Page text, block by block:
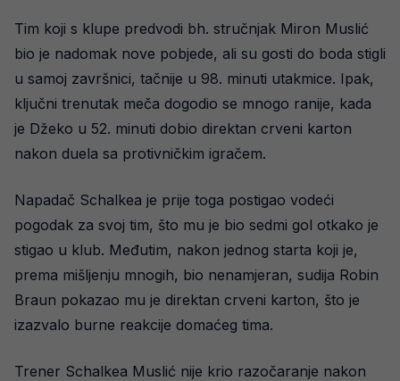
Tim koji s klupe predvodi bh. stručnjak Miron Muslić
bio je nadomak nove pobjede, ali su gosti do boda stigli
u samoj završnici, tačnije u 98. minuti utakmice. Ipak,
ključni trenutak meča dogodio se mnogo ranije, kada
je Džeko u 52. minuti dobio direktan crveni karton
nakon duela sa protivničkim igračem.
Napadač Schalkea je prije toga postigao vodeći
pogodak za svoj tim, što mu je bio sedmi gol otkako je
stigao u klub. Međutim, nakon jednog starta koji je,
prema mišljenju mnogih, bio nenamjeran, sudija Robin
Braun pokazao mu je direktan crveni karton, što je
izazvalo burne reakcije domaćeg tima.
Trener Schalkea Muslić nije krio razočaranje nakon